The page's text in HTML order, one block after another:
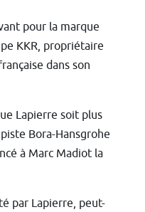
pour la marque
KKR, propriétaire
dans son
Lapierre soit plus
Bora-Hansgrohe
à Marc Madiot la
par Lapierre, peut-